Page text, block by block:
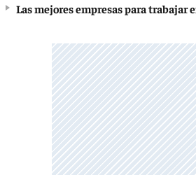
Las mejores empresas para trabajar